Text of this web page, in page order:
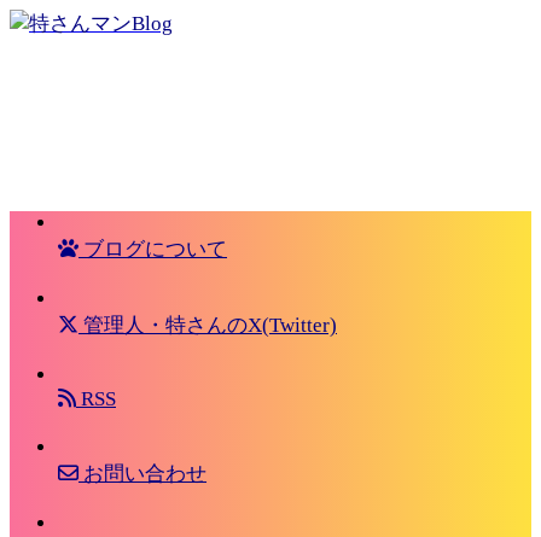
ブログについて
管理人・特さんのX(Twitter)
RSS
お問い合わせ